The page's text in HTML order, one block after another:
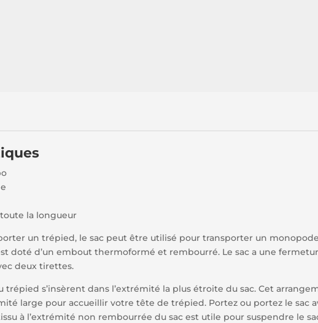
la longueur
un trépied, le sac peut être utilisé pour transporter un
doté d’un embout thermoformé et rembourré. Le sac a une
deux tirettes.
s’insèrent dans l’extrémité la plus étroite du sac. Cet
large pour accueillir votre tête de trépied. Portez ou portez le sac
à l’extrémité non rembourrée du sac est utile pour suspendre le